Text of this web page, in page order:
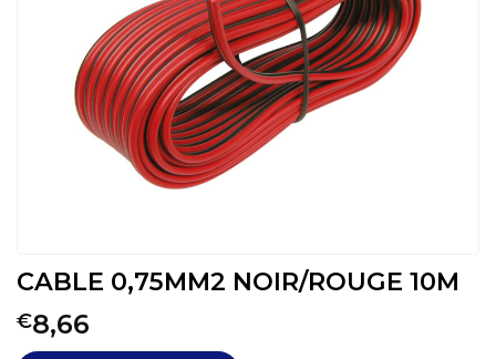
CABLE 0,75MM2 NOIR/ROUGE 10M
€8,66